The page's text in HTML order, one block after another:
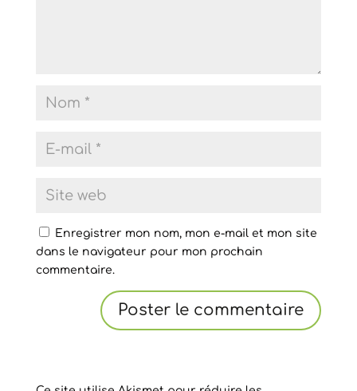
Enregistrer mon nom, mon e-mail et mon site
dans le navigateur pour mon prochain
commentaire.